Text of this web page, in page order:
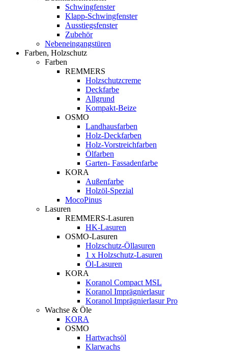
Schwingfenster
Klapp-Schwingfenster
Ausstiegsfenster
Zubehör
Nebeneingangstüren
Farben, Holzschutz
Farben
REMMERS
Holzschutzcreme
Deckfarbe
Allgrund
Kompakt-Beize
OSMO
Landhausfarben
Holz-Deckfarben
Holz-Vorstreichfarben
Ölfarben
Garten- Fassadenfarbe
KORA
Außenfarbe
Holzöl-Spezial
MocoPinus
Lasuren
REMMERS-Lasuren
HK-Lasuren
OSMO-Lasuren
Holzschutz-Öllasuren
1 x Holzschutz-Lasuren
Öl-Lasuren
KORA
Koranol Compact MSL
Koranol Imprägnierlasur
Koranol Imprägnierlasur Pro
Wachse & Öle
KORA
OSMO
Hartwachsöl
Klarwachs